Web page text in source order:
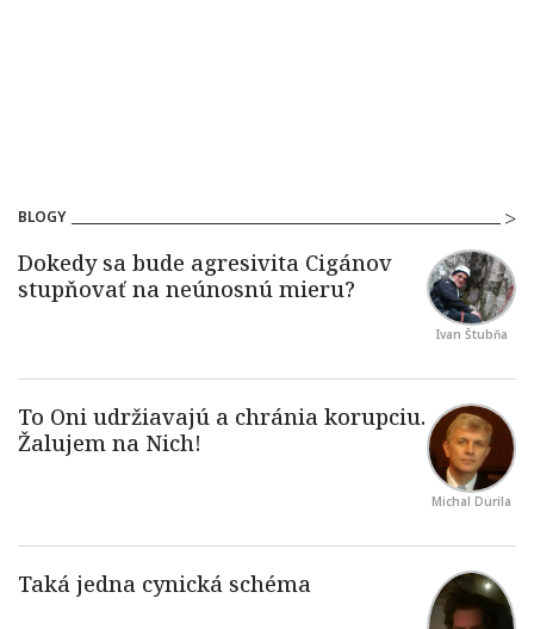
BLOGY
Ivan Štubňa
Michal Durila